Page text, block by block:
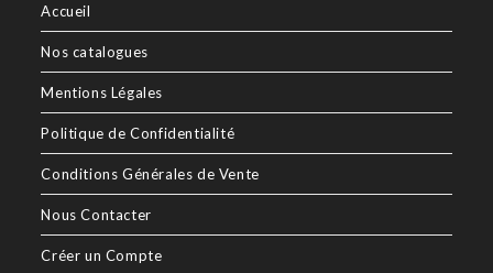
Accueil
Nos catalogues
Mentions Légales
Politique de Confidentialité
Conditions Générales de Vente
Nous Contacter
Créer un Compte